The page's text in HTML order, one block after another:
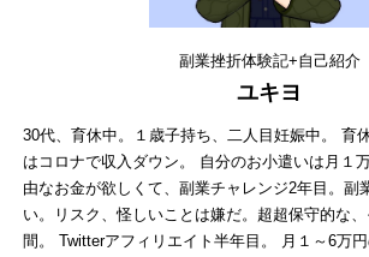
副業挫折体験記+自己紹介
ユキヨ
30代、育休中。１歳子持ち、二人目妊娠中。 育
はコロナで収入ダウン。 自分のお小遣いは月１
由なお金が欲しくて、副業チャレンジ2年目。副
い。リスク、怪しいことは嫌だ。超超保守的な
間。 Twitterアフィリエイト半年目。 月１～6万